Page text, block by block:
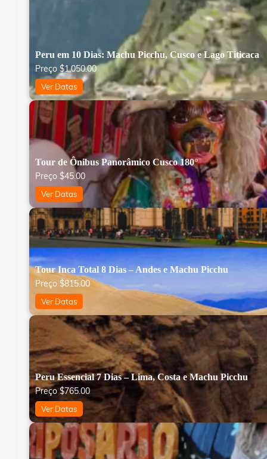
Peru em 10 Dias: Machu Picchu, Cusco e Lago Titicaca
Preço $1,050.00
Ver Datas
Tour de Ônibus Panorâmico Cusco 180°
Preço $45.00
Ver Datas
Tour Inca Total 8 Dias – Andes e Machu Picchu
Preço $815.00
Ver Datas
Peru Essencial 7 Dias – Lima, Costa e Machu Picchu
Preço$765.00
Ver Datas